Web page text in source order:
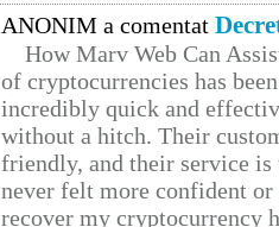
ANONIM a comentat
How Marv Web Can
of cryptocurrencies has
incredibly quick and
without a hitch. Their
friendly, and their service
never felt more confident
recover my cryptocurrency